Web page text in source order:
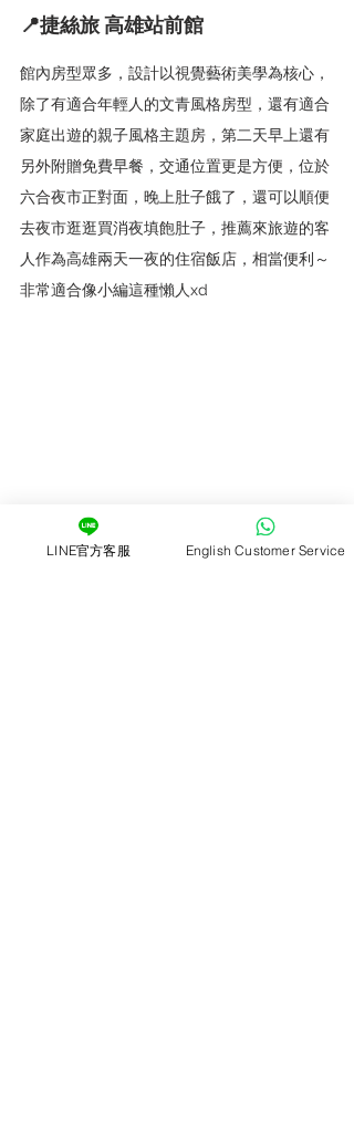
📍捷絲旅 高雄站前館
館內房型眾多，設計以視覺藝術美學為核心，
除了有適合年輕人的文青風格房型，還有適合
家庭出遊的親子風格主題房，第二天早上還有
另外附贈免費早餐，交通位置更是方便，位於
六合夜市正對面，晚上肚子餓了，還可以順便
去夜市逛逛買消夜填飽肚子，推薦來旅遊的客
人作為高雄兩天一夜的住宿飯店，相當便利～
非常適合像小編這種懶人xd
捷絲旅 高雄站前館 / 照片來源網站：捷絲旅
LINE官方客服 English Customer Service